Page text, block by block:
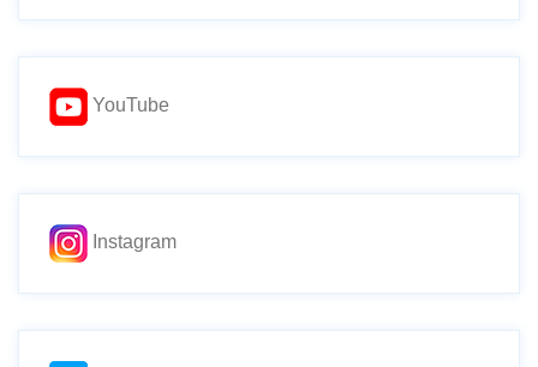
YouTube
Instagram